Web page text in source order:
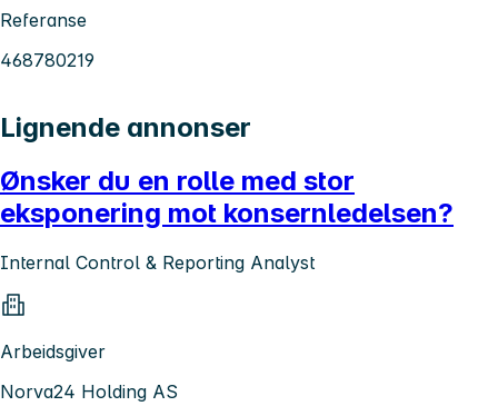
Referanse
468780219
Lignende annonser
Ønsker du en rolle med stor
eksponering mot konsernledelsen?
Internal Control & Reporting Analyst
Arbeidsgiver
Norva24 Holding AS